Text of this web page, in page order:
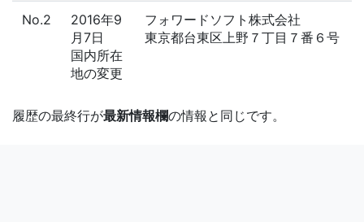
No.2
2016年9
月7日
国内所在
地の変更
フォワードソフト株式会社
東京都台東区上野７丁目７番６号
履歴の最終行が最新情報欄の情報と同じです。